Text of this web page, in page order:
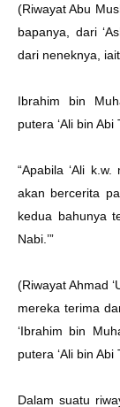
(Riwayat Abu
bapanya, dari
dari neneknya,
Ibrahim bin
putera ‘Ali bin
“Apabila ‘Ali
akan bercerita
kedua bahunya
Nabi.’”
(Riwayat Ahmad
mereka terima
‘Ibrahim bin
putera ‘Ali bin Abi
Dalam suatu